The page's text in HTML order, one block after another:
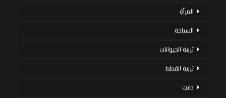
المرأة
السياحة
تربية الحيوانات
تربية القطط
دايت